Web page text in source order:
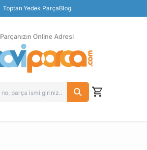
Toptan Yedek ParçaBlog
Ücretsiz İade
Parçanızın Online Adresi